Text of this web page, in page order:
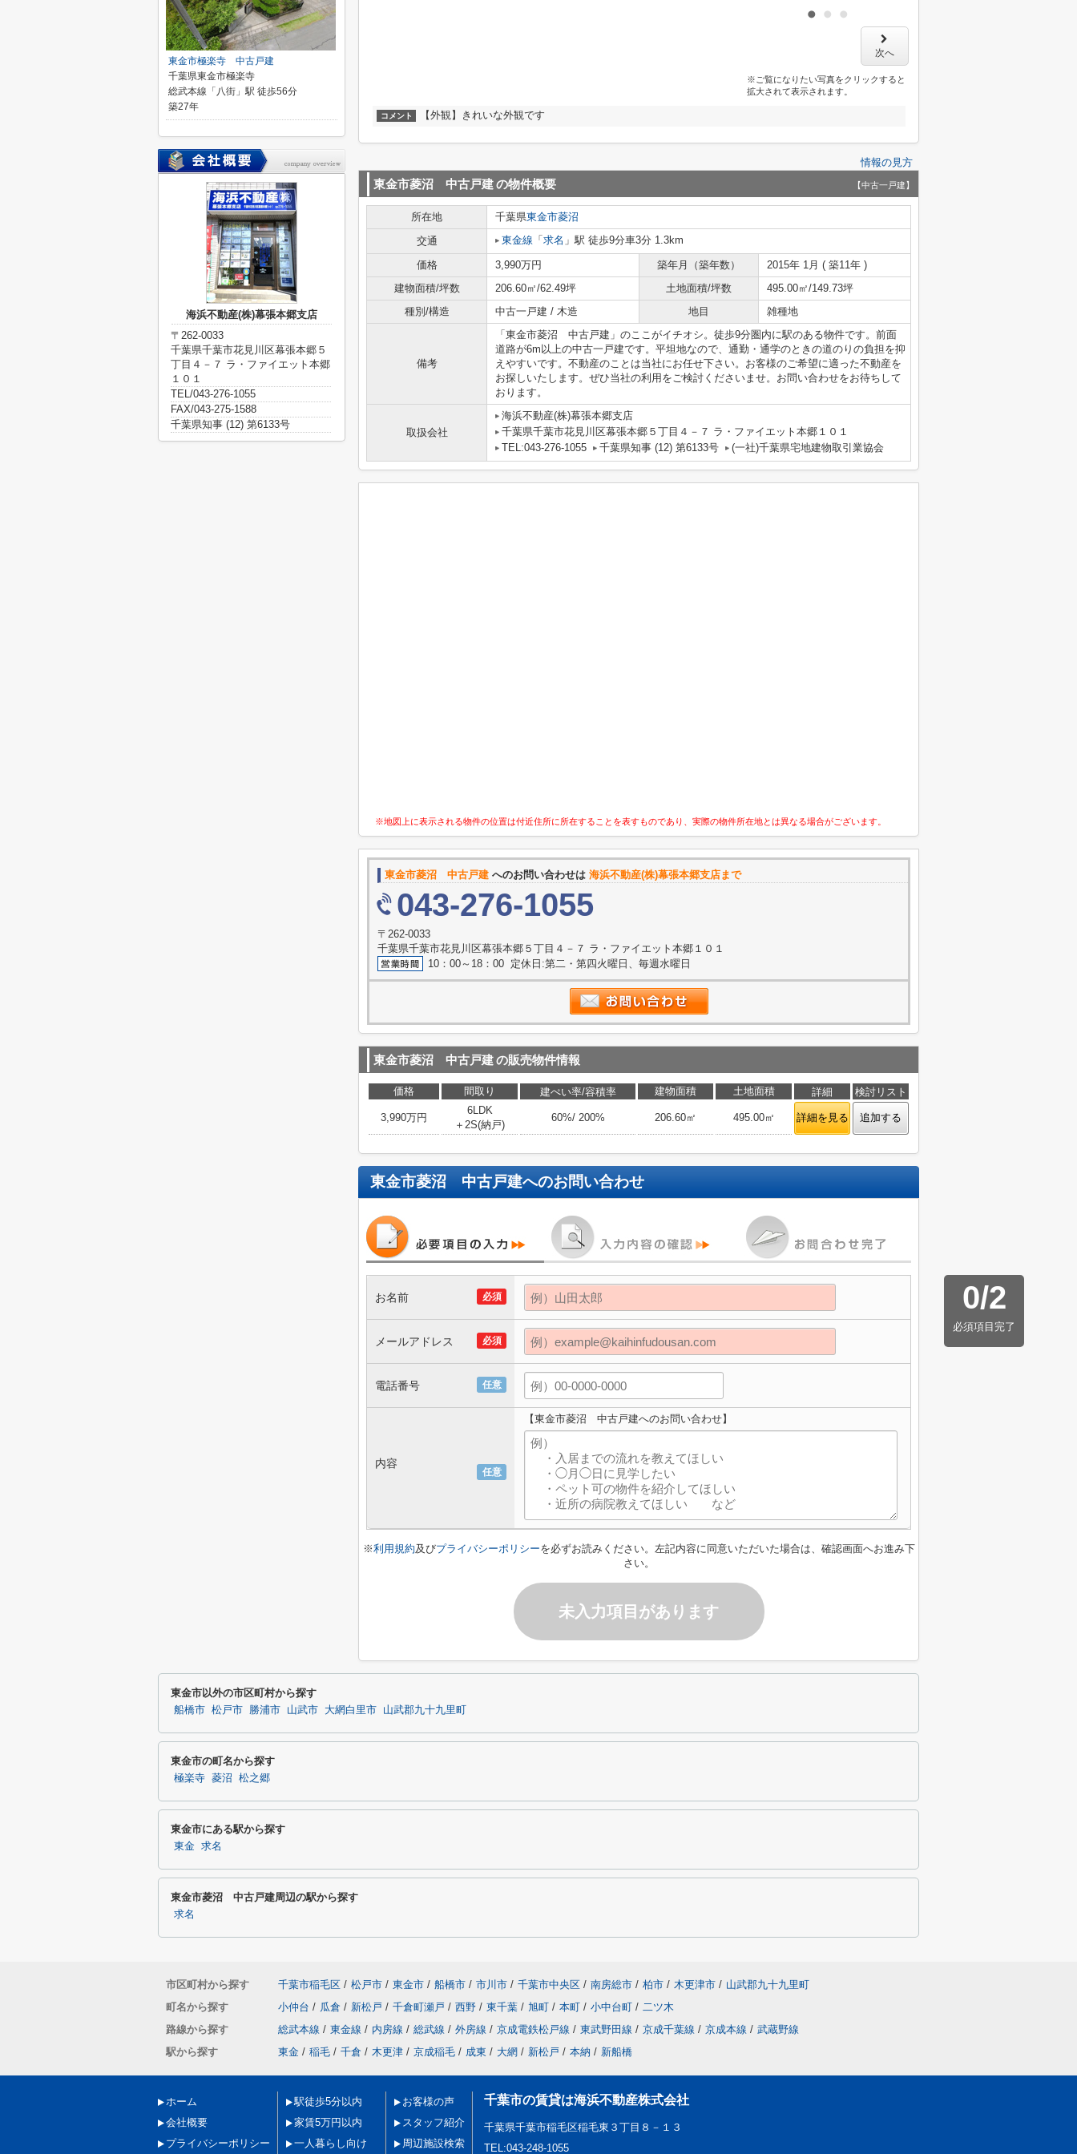
次へ
※ご覧になりたい写真をクリックすると
拡大されて表示されます。
コメント 【外観】きれいな外観です
情報の見方
東金市菱沼 中古戸建の物件概要 【中古一戸建】
所在地 千葉県東金市菱沼
交通
東金線 「 求名 」駅 徒歩9分車3分 1.3km
価格 3,990万円 築年月（築年数）
2015年 1月 ( 築11年 )
建物面積/坪数
206.60㎡/62.49坪 土地面積/坪数
495.00㎡/149.73坪
種別/構造
中古一戸建 / 木造 地目 雑種地
備考
「東金市菱沼 中古戸建」のここがイチオシ。徒歩9分圏内に駅のある物件です。前面
道路が6m以上の中古一戸建です。平坦地なので、通勤・通学のときの道のりの負担を抑
えやすいです。不動産のことは当社にお任せ下さい。お客様のご希望に適った不動産を
お探しいたします。ぜひ当社の利用をご検討くださいませ。お問い合わせをお待ちして
おります。
取扱会社
海浜不動産(株)幕張本郷支店
千葉県千葉市花見川区幕張本郷５丁目４－７ ラ・ファイエット本郷１０１
TEL:043-276-1055
千葉県知事 (12) 第6133号 (一社)千葉県宅地建物取引業協会
※地図上に表示される物件の位置は付近住所に所在することを表すものであり、実際の物件所在地とは異なる場合がございます。
東金市菱沼 中古戸建 へのお問い合わせは 海浜不動産(株)幕張本郷支店まで
043-276-1055
〒262-0033
千葉県千葉市花見川区幕張本郷５丁目４－７ ラ・ファイエット本郷１０１
10：00～18：00 定休日:第二・第四火曜日、毎週水曜日
東金市菱沼 中古戸建の販売物件情報
価格 間取り 建ぺい率/容積率 建物面積 土地面積 詳細 検討リスト
3,990万円
6LDK
＋2S(納戸)
60%/ 200% 206.60㎡ 495.00㎡ 詳細を見る 追加する
東金市菱沼 中古戸建へのお問い合わせ
0/2
必須項目完了
必須
お名前
必須
メールアドレス
任意
電話番号
任意
内容
【東金市菱沼 中古戸建へのお問い合わせ】
※利用規約及びプライバシーポリシーを必ずお読みください。左記内容に同意いただいた場合は、確認画面へお進み下
さい。
未入力項目があります
東金市極楽寺 中古戸建
千葉県東金市極楽寺
総武本線「八街」駅 徒歩56分
築27年
海浜不動産(株)幕張本郷支店
〒262-0033
千葉県千葉市花見川区幕張本郷５
丁目４－７ ラ・ファイエット本郷
１０１
TEL/043-276-1055
FAX/043-275-1588
千葉県知事 (12) 第6133号
東金市以外の市区町村から探す
船橋市 松戸市 勝浦市 山武市 大網白里市 山武郡九十九里町
東金市の町名から探す
極楽寺 菱沼 松之郷
東金市にある駅から探す
東金 求名
東金市菱沼 中古戸建周辺の駅から探す
求名
市区町村から探す 千葉市稲毛区 / 松戸市 / 東金市 / 船橋市 / 市川市 / 千葉市中央区 / 南房総市 / 柏市 / 木更津市 / 山武郡九十九里町
町名から探す
小仲台 / 瓜倉 / 新松戸 / 千倉町瀬戸 / 西野 / 東千葉 / 旭町 / 本町 / 小中台町 / 二ツ木
路線から探す
総武本線 / 東金線 / 内房線 / 総武線 / 外房線 / 京成電鉄松戸線 / 東武野田線 / 京成千葉線 / 京成本線 / 武蔵野線
駅から探す
東金 / 稲毛 / 千倉 / 木更津 / 京成稲毛 / 成東 / 大網 / 新松戸 / 本納 / 新船橋
ホーム
会社概要
プライバシーポリシー
駅徒歩5分以内
家賃5万円以内
一人暮らし向け
お客様の声
スタッフ紹介
周辺施設検索
千葉市の賃貸は海浜不動産株式会社
千葉県千葉市稲毛区稲毛東３丁目８－１３
TEL:043-248-1055